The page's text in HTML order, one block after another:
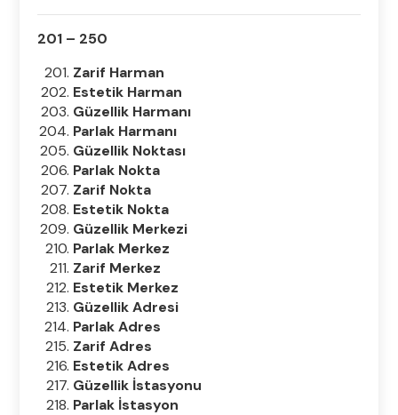
201 – 250
Zarif Harman
Estetik Harman
Güzellik Harmanı
Parlak Harmanı
Güzellik Noktası
Parlak Nokta
Zarif Nokta
Estetik Nokta
Güzellik Merkezi
Parlak Merkez
Zarif Merkez
Estetik Merkez
Güzellik Adresi
Parlak Adres
Zarif Adres
Estetik Adres
Güzellik İstasyonu
Parlak İstasyon